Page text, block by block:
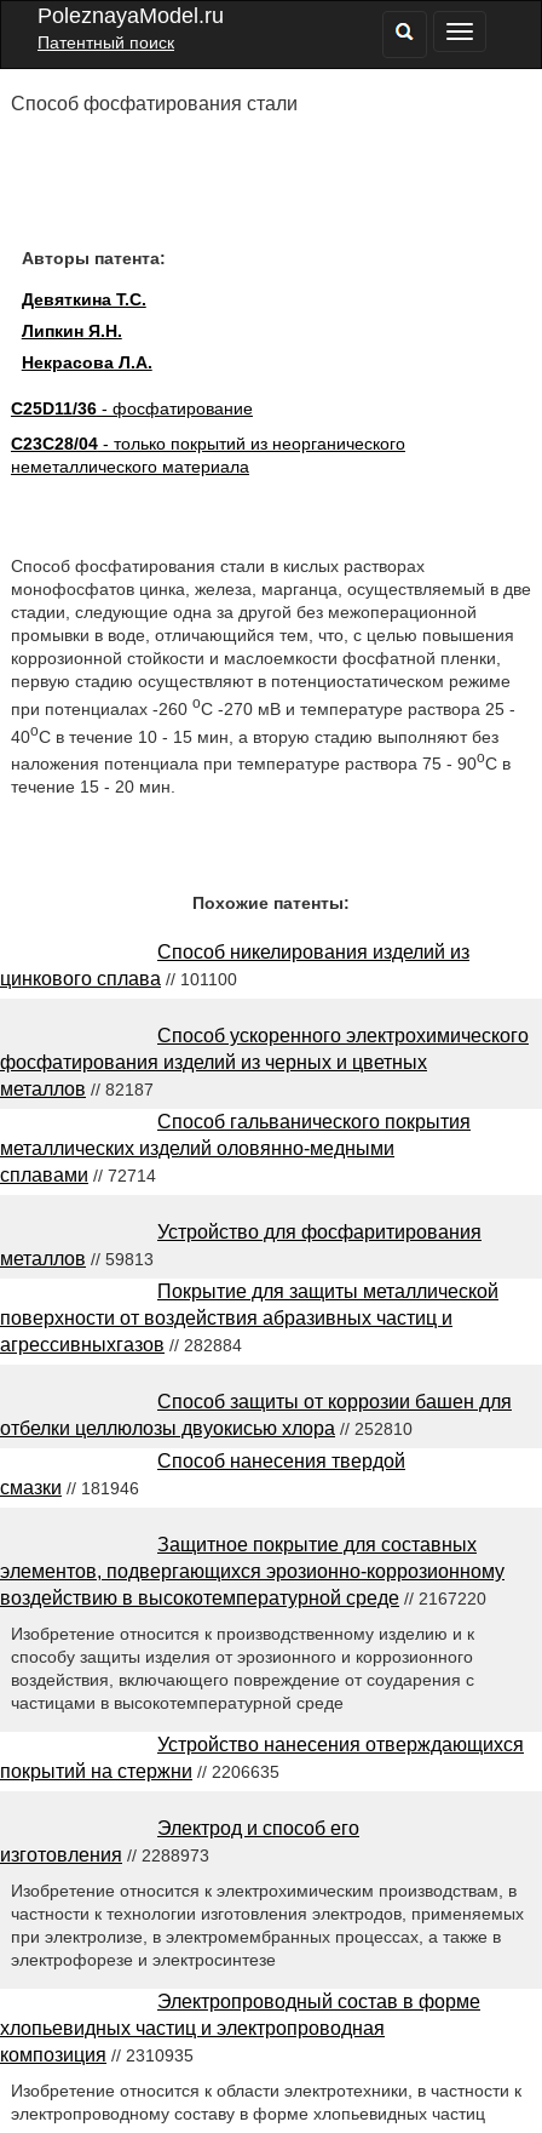
PoleznayaModel.ru
Патентный поиск
Способ фосфатирования стали
Авторы патента:
Девяткина Т.С.
Липкин Я.Н.
Некрасова Л.А.
C25D11/36- фосфатирование
C23C28/04- только покрытий из неорганического
неметаллического материала
Способ фосфатирования стали в кислых растворах
монофосфатов цинка, железа, марганца, осуществляемый в две
стадии, следующие одна за другой без межоперационной
промывки в воде, отличающийся тем, что, с целью повышения
коррозионной стойкости и маслоемкости фосфатной пленки,
первую стадию осуществляют в потенциостатическом режиме
при потенциалах -260 oC -270 мВ и температуре раствора 25 -
40oC в течение 10 - 15 мин, а вторую стадию выполняют без
наложения потенциала при температуре раствора 75 - 90oC в
течение 15 - 20 мин.
Похожие патенты:
Способ никелирования изделий из
цинкового сплава // 101100
Способ ускоренного электрохимического
фосфатирования изделий из черных и цветных
металлов // 82187
Способ гальванического покрытия
металлических изделий оловянно-медными
сплавами // 72714
Устройство для фосфаритирования
металлов // 59813
Покрытие для защиты металлической
поверхности от воздействия абразивных частиц и
агрессивныхгазов // 282884
Способ защиты от коррозии башен для
отбелки целлюлозы двуокисью хлора // 252810
Способ нанесения твердой
смазки // 181946
Защитное покрытие для составных
элементов, подвергающихся эрозионно-коррозионному
воздействию в высокотемпературной среде // 2167220
Изобретение относится к производственному изделию и к
способу защиты изделия от эрозионного и коррозионного
воздействия, включающего повреждение от соударения с
частицами в высокотемпературной среде
Устройство нанесения отверждающихся
покрытий на стержни // 2206635
Электрод и способ его
изготовления // 2288973
Изобретение относится к электрохимическим производствам, в
частности к технологии изготовления электродов, применяемых
при электролизе, в электромембранных процессах, а также в
электрофорезе и электросинтезе
Электропроводный состав в форме
хлопьевидных частиц и электропроводная
композиция // 2310935
Изобретение относится к области электротехники, в частности к
электропроводному составу в форме хлопьевидных частиц